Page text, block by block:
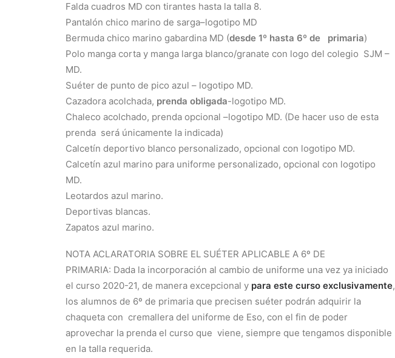
Falda cuadros MD con tirantes hasta la talla 8.
Pantalón chico marino de sarga–logotipo MD
Bermuda chico marino gabardina MD (desde 1º hasta 6º de primaria)
Polo manga corta y manga larga blanco/granate con logo del colegio SJM –
MD.
Suéter de punto de pico azul – logotipo MD.
Cazadora acolchada, prenda obligada-logotipo MD.
Chaleco acolchado, prenda opcional –logotipo MD. (De hacer uso de esta
prenda será únicamente la indicada)
Calcetín deportivo blanco personalizado, opcional con logotipo MD.
Calcetín azul marino para uniforme personalizado, opcional con logotipo
MD.
Leotardos azul marino.
Deportivas blancas.
Zapatos azul marino.
NOTA ACLARATORIA SOBRE EL SUÉTER APLICABLE A 6º DE
PRIMARIA: Dada la incorporación al cambio de uniforme una vez ya iniciado
el curso 2020-21, de manera excepcional y para este curso exclusivamente,
los alumnos de 6º de primaria que precisen suéter podrán adquirir la
chaqueta con cremallera del uniforme de Eso, con el fin de poder
aprovechar la prenda el curso que viene, siempre que tengamos disponible
en la talla requerida.